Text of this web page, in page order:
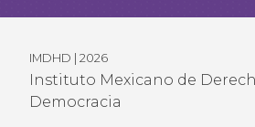
IMDHD | 2026
Instituto Mexicano de
Democracia